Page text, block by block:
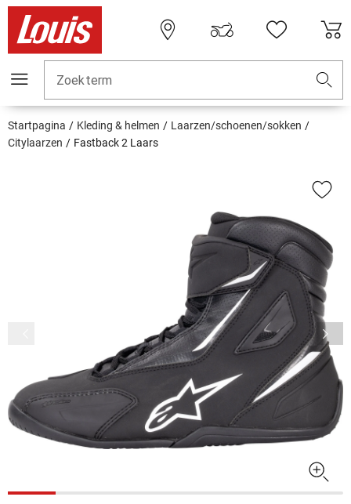
Zoekterm
Startpagina Kleding & helmen
Laarzen/schoenen/sokken
Citylaarzen
Fastback 2 Laars